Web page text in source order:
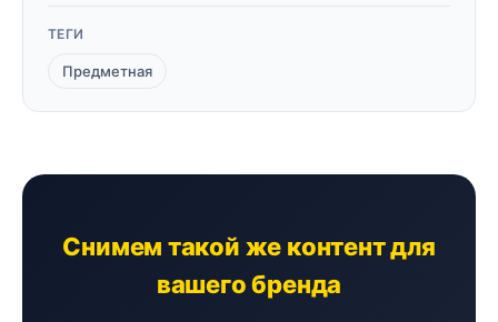
ТЕГИ
Предметная
Снимем такой же контент для
вашего бренда